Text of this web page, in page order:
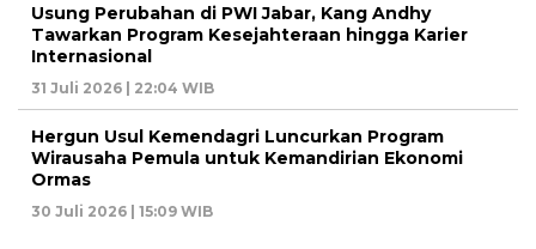
Usung Perubahan di PWI Jabar, Kang Andhy
Tawarkan Program Kesejahteraan hingga Karier
Internasional
31 Juli 2026 | 22:04 WIB
Hergun Usul Kemendagri Luncurkan Program
Wirausaha Pemula untuk Kemandirian Ekonomi
Ormas
30 Juli 2026 | 15:09 WIB